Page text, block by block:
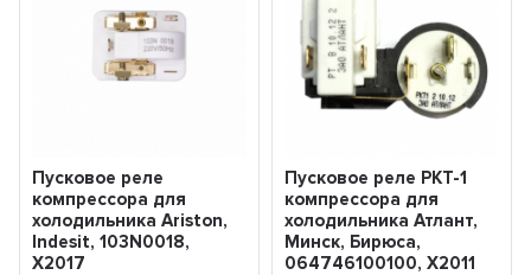
Пусковое реле
компрессора для
холодильника Ariston,
Indesit, 103N0018,
X2017
Пусковое реле РКТ-1
компрессора для
холодильника Атлант,
Минск, Бирюса,
064746100100, Х2011